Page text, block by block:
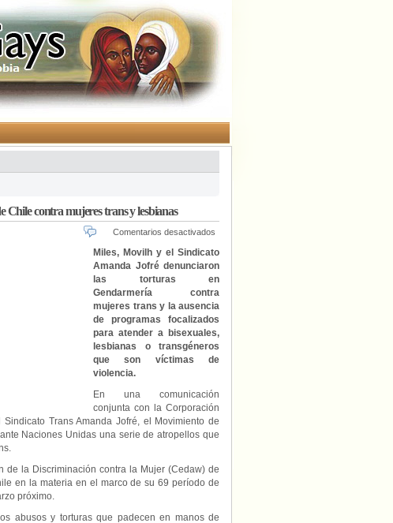
Chile contra mujeres trans y lesbianas
Comentarios desactivados
Miles, Movilh y el Sindicato
Amanda Jofré denunciaron
las torturas en
Gendarmería contra
mujeres trans y la ausencia
de programas focalizados
para atender a bisexuales,
lesbianas o transgéneros
que son víctimas de
violencia.
En una comunicación
conjunta con la Corporación
Trans Amanda Jofré, el Movimiento de
Naciones Unidas una serie de atropellos que
la Discriminación contra la Mujer (Cedaw) de
en la materia en el marco de su 69 período de
próximo.
abusos y torturas que padecen en manos de